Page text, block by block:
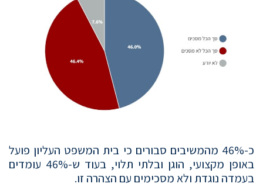
כ-46% מהמשיבים סבורים כי בית המשפט העליון פועל
באופן מקצועי, הוגן ובלתי תלוי, בעוד ש-46% עומדים
בעמדה נוגדת ולא מסכימים עם הצהרה זו.